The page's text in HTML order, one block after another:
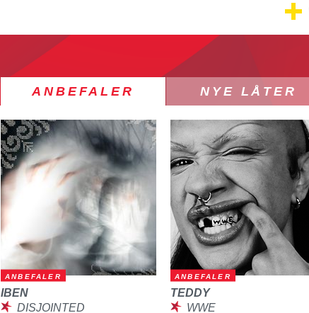
ANBEFALER NYE LÅTER
ANBEFALER
IBEN
DISJOINTED
ANBEFALER
TEDDY
WWE